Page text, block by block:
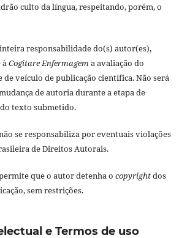
culto da língua, respeitando, porém, o
responsabilidade do(s) autor(es),
àCogitare Enfermagema avaliação do
veículo de publicação científica. Não será
de autoria durante a etapa de
texto submetido.
se responsabiliza por eventuais violações
de Direitos Autorais.
que o autor detenha o copyrightdos
sem restrições.
e Termos de uso